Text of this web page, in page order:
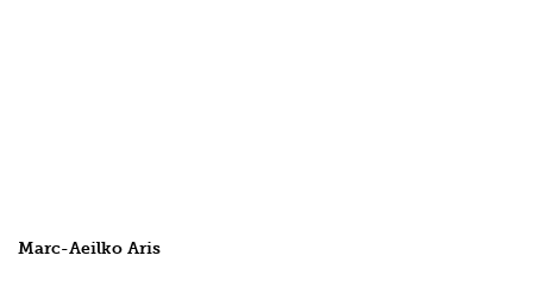
Marc-Aeilko Aris